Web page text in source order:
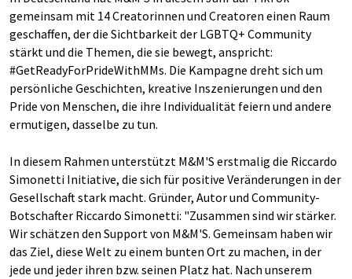
gemeinsam mit 14 Creatorinnen und Creatoren einen Raum
geschaffen, der die Sichtbarkeit der LGBTQ+ Community
stärkt und die Themen, die sie bewegt, anspricht:
#GetReadyForPrideWithMMs. Die Kampagne dreht sich um
persönliche Geschichten, kreative Inszenierungen und den
Pride von Menschen, die ihre Individualität feiern und andere
ermutigen, dasselbe zu tun.
In diesem Rahmen unterstützt M&M'S erstmalig die Riccardo
Simonetti Initiative, die sich für positive Veränderungen in der
Gesellschaft stark macht. Gründer, Autor und Community-
Botschafter Riccardo Simonetti: "Zusammen sind wir stärker.
Wir schätzen den Support von M&M'S. Gemeinsam haben wir
das Ziel, diese Welt zu einem bunten Ort zu machen, in der
jede und jeder ihren bzw. seinen Platz hat. Nach unserem